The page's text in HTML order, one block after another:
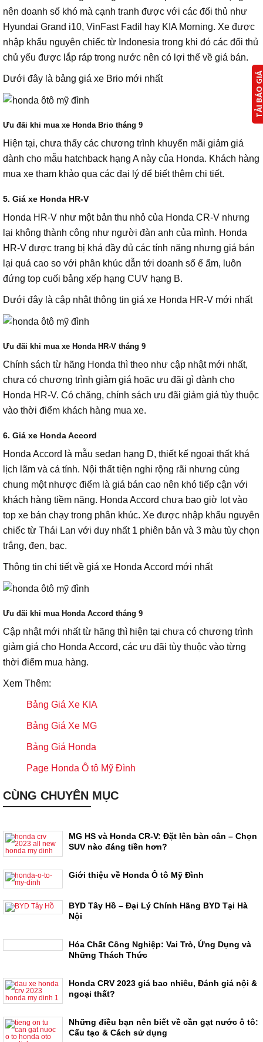
nên doanh số khó mà cạnh tranh được với các đối thủ như
Hyundai Grand i10, VinFast Fadil hay KIA Morning. Xe được
nhập khẩu nguyên chiếc từ Indonesia trong khi đó các đối thủ
chủ yếu được lắp ráp trong nước nên có lợi thế về giá bán.
Dưới đây là bảng giá xe Brio mới nhất
Ưu đãi khi mua xe Honda Brio tháng 9
Hiện tại, chưa thấy các chương trình khuyến mãi giảm giá
dành cho mẫu hatchback hạng A này của Honda. Khách hàng
mua xe tham khảo qua các đại lý để biết thêm chi tiết.
5. Giá xe Honda HR-V
Honda HR-V như một bản thu nhỏ của Honda CR-V nhưng
lại không thành công như người đàn anh của mình. Honda
HR-V được trang bị khá đầy đủ các tính năng nhưng giá bán
lại quá cao so với phân khúc dẫn tới doanh số ế ẩm, luôn
đứng top cuối bảng xếp hạng CUV hạng B.
Dưới đây là cập nhật thông tin giá xe Honda HR-V mới nhất
Ưu đãi khi mua xe Honda HR-V tháng 9
Chính sách từ hãng Honda thì theo như cập nhật mới nhất,
chưa có chương trình giảm giá hoặc ưu đãi gì dành cho
Honda HR-V. Có chăng, chính sách ưu đãi giảm giá tùy thuộc
vào thời điểm khách hàng mua xe.
6. Giá xe Honda Accord
Honda Accord là mẫu sedan hạng D, thiết kế ngoại thất khá
lịch lãm và cá tính. Nội thất tiện nghi rộng rãi nhưng cùng
chung một nhược điểm là giá bán cao nên khó tiếp cận với
khách hàng tiềm năng. Honda Accord chưa bao giờ lọt vào
top xe bán chạy trong phân khúc. Xe được nhập khẩu nguyên
chiếc từ Thái Lan với duy nhất 1 phiên bản và 3 màu tùy chọn
trắng, đen, bạc.
Thông tin chi tiết về giá xe Honda Accord mới nhất
Ưu đãi khi mua Honda Accord tháng 9
Cập nhật mới nhất từ hãng thì hiện tại chưa có chương trình
giảm giá cho Honda Accord, các ưu đãi tùy thuộc vào từng
thời điểm mua hàng.
Xem Thêm:
Bảng Giá Xe KIA
Bảng Giá Xe MG
Bảng Giá Honda
Page Honda Ô tô Mỹ Đình
CÙNG CHUYÊN MỤC
MG HS và Honda CR-V: Đặt lên bàn cân – Chọn
SUV nào đáng tiền hơn?
Giới thiệu về Honda Ô tô Mỹ Đình
BYD Tây Hồ – Đại Lý Chính Hãng BYD Tại Hà
Nội
Hóa Chất Công Nghiệp: Vai Trò, Ứng Dụng và
Những Thách Thức
Honda CRV 2023 giá bao nhiêu, Đánh giá nội &
ngoại thất?
Những điều bạn nên biết về cần gạt nước ô tô:
Cấu tạo & Cách sử dụng
TẢI